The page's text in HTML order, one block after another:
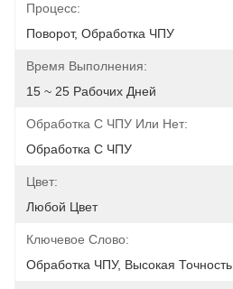
Процесс:
Поворот, Обработка ЧПУ
Время Выполнения:
15 ~ 25 Рабочих Дней
Обработка С ЧПУ Или Нет:
Обработка С ЧПУ
Цвет:
Любой Цвет
Ключевое Слово:
Обработка ЧПУ, Высокая Точность